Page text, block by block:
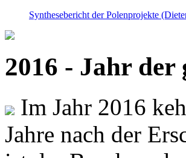
Synthesebericht der Polenprojekte
2016 - Jahr der
Im Jahr 2016
Jahre nach der